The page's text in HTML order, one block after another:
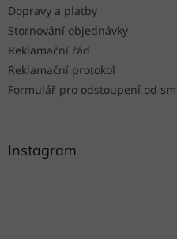
Dopravy a platby
Stornování objednávky
Reklamační řád
Reklamační protokol
Formulář pro odstoupení od
Instagram